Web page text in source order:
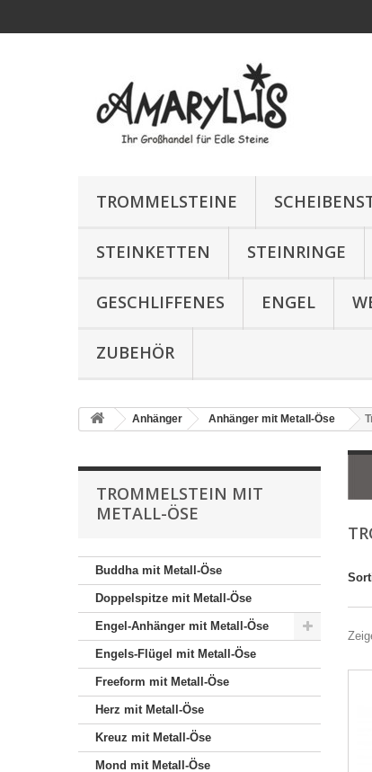
TROMMELSTEINE
STEINKETTEN STEINRINGE
GESCHLIFFENES ENGEL
ZUBEHÖR
Anhänger Anhänger mit Metall-Öse
TROMMELSTEIN MIT
METALL-ÖSE
Buddha mit Metall-Öse
Doppelspitze mit Metall-Öse
Engel-Anhänger mit Metall-Öse
Engels-Flügel mit Metall-Öse
Freeform mit Metall-Öse
Herz mit Metall-Öse
Kreuz mit Metall-Öse
Mond mit Metall-Öse